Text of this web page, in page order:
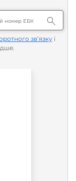
зв’язку і